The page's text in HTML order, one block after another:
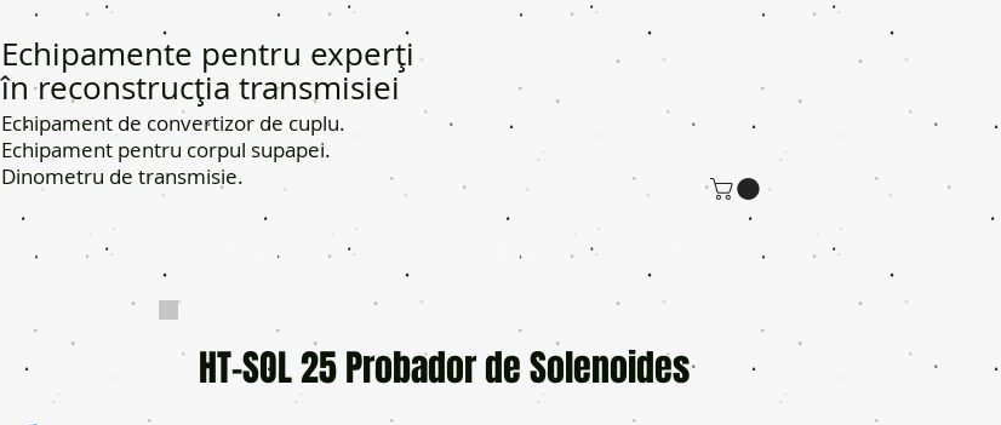
Echipamente pentru experți
în reconstrucția transmisiei
Echipament de convertizor de cuplu.
Echipament pentru corpul supapei.
Dinometru de transmisie.
HT-SOL 25 Probador de Solenoides
Despre noi Echipamente Contactaţi-ne